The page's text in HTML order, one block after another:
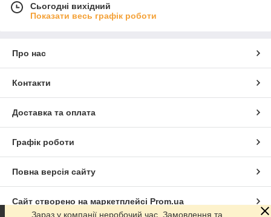
Сьогодні вихідний
Показати весь графік роботи
Про нас
Контакти
Доставка та оплата
Графік роботи
Повна версія сайту
Сайт створено на маркетплейсі Prom.ua
Зараз у компанії неробочий час. Замовлення та